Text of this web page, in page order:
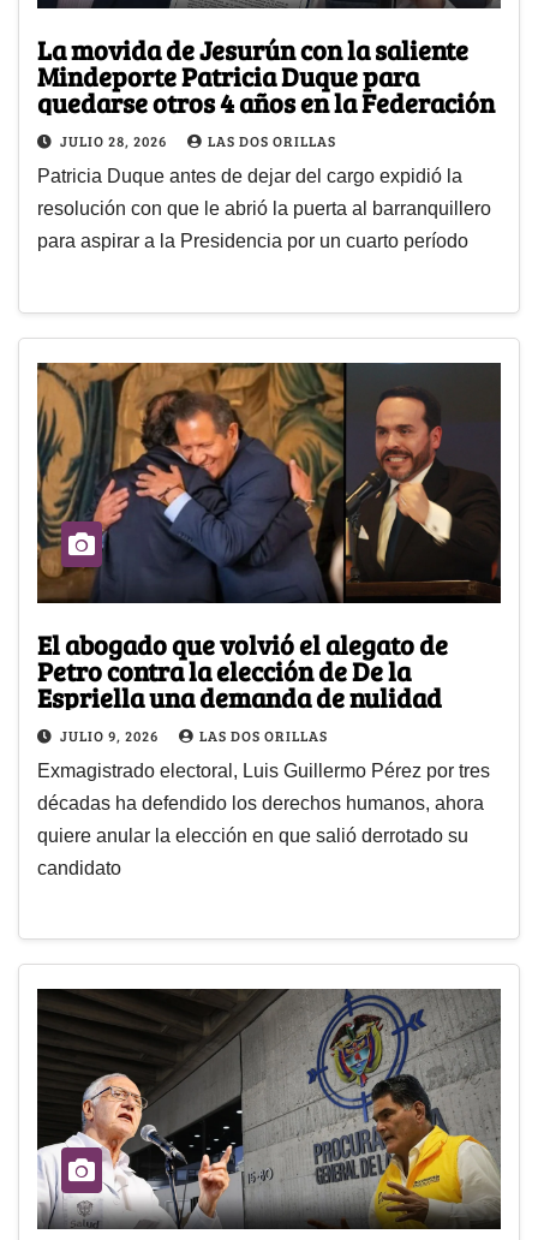
La movida de Jesurún con la saliente
Mindeporte Patricia Duque para
quedarse otros 4 años en la Federación
JULIO 28, 2026 LAS DOS ORILLAS
Patricia Duque antes de dejar del cargo expidió la
resolución con que le abrió la puerta al barranquillero
para aspirar a la Presidencia por un cuarto período
El abogado que volvió el alegato de
Petro contra la elección de De la
Espriella una demanda de nulidad
JULIO 9, 2026 LAS DOS ORILLAS
Exmagistrado electoral, Luis Guillermo Pérez por tres
décadas ha defendido los derechos humanos, ahora
quiere anular la elección en que salió derrotado su
candidato